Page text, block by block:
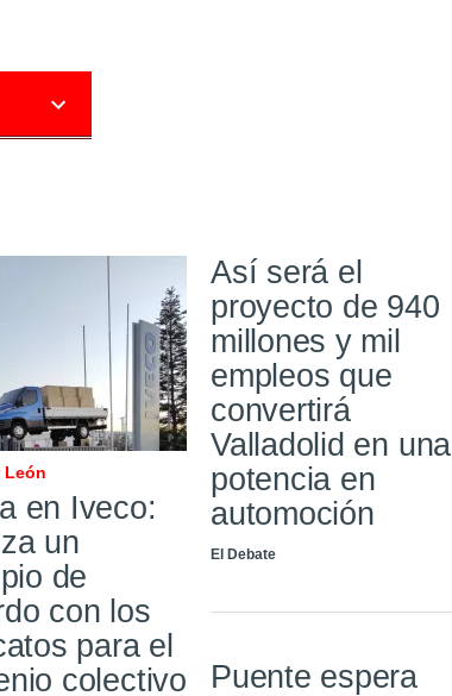
León
en Iveco:
un
de
con los
para el
colectivo
Así será el
proyecto de 940
millones y mil
empleos que
convertirá
Valladolid en una
potencia en
automoción
El Debate
Puente espera